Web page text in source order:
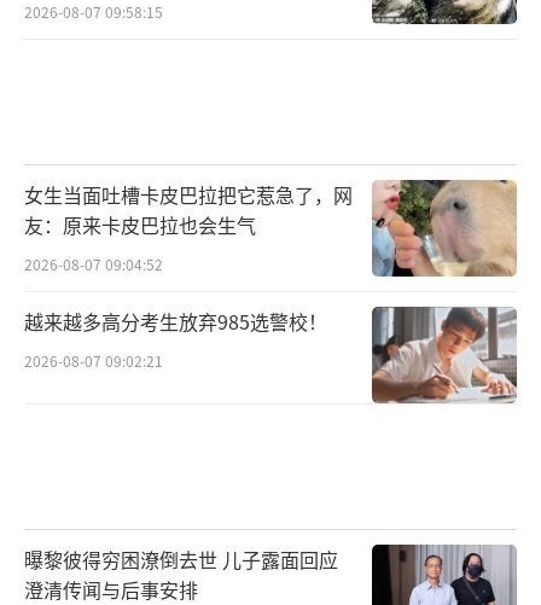
2026-08-07 09:58:15
女生当面吐槽卡皮巴拉把它惹急了，网
友：原来卡皮巴拉也会生气
2026-08-07 09:04:52
越来越多高分考生放弃985选警校！
2026-08-07 09:02:21
曝黎彼得穷困潦倒去世 儿子露面回应
澄清传闻与后事安排